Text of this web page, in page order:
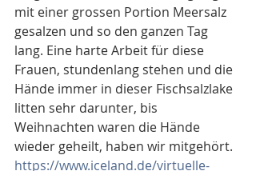
mit einer grossen Portion Meersalz
gesalzen und so den ganzen Tag
lang. Eine harte Arbeit für diese
Frauen, stundenlang stehen und die
Hände immer in dieser Fischsalzlake
litten sehr darunter, bis
Weihnachten waren die Hände
wieder geheilt, haben wir mitgehört.
https://www.iceland.de/virtuelle-